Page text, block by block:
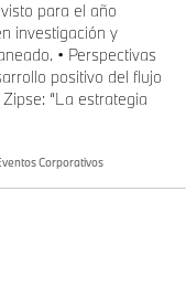
para el año
investigación y
• Perspectivas
positivo del flujo
“La estrategia
Corporativos